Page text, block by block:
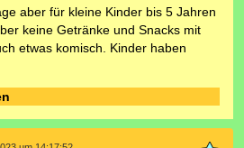
aber für kleine Kinder bis 5 Jahren
keine Getränke und Snacks mit
etwas komisch. Kinder haben